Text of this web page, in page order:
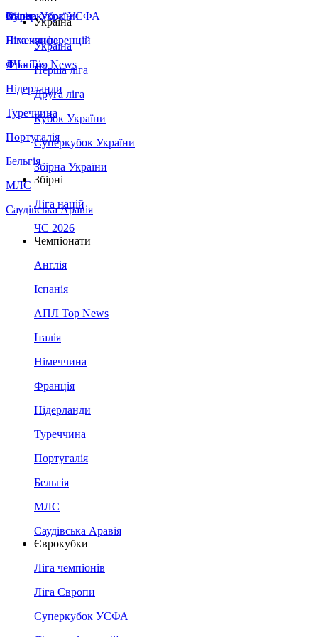
Збірна України
Італія
Німеччина
Франція
Нідерланди
Туреччина
Португалія
Бельгія
МЛС
Саудівська Аравія
Суперкубок УЄФА
Ліга конференцій
ЛЧ - Top News
Україна
Україна
Перша ліга
Друга ліга
Кубок України
Суперкубок України
Збірна України
Збірні
Ліга націй
ЧС 2026
Чемпіонати
Англія
Іспанія
АПЛ Top News
Італія
Німеччина
Франція
Нідерланди
Туреччина
Португалія
Бельгія
МЛС
Саудівська Аравія
Єврокубки
Ліга чемпіонів
Ліга Європи
Суперкубок УЄФА